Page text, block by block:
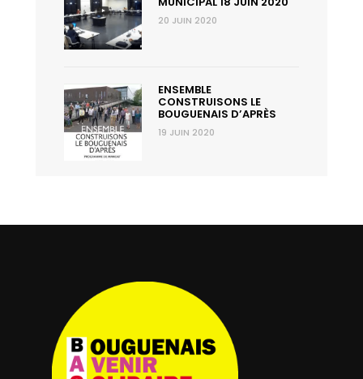
20 JUIN 2020
ENSEMBLE
CONSTRUISONS LE
BOUGUENAIS D’APRÈS
19 JUIN 2020